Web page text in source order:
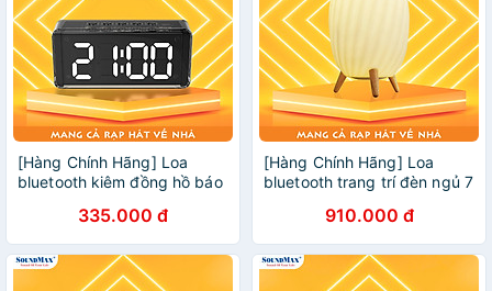
[Hàng Chính Hãng] Loa
bluetooth kiêm đồng hồ báo
AT100 với thiết kế hiện đại -
Loa nghe nhạc bluetooth -
Đồng hồ điện tử trang trí
bàn làm việc
335.000 đ
[Hàng Chính Hãng] Loa
bluetooth trang trí đèn ngủ 7
cao cấp chống mục
SoundMax AL-22 | AL22 -
Loa Nghe Nhạc kiêm đèn
ngủ sang trọng
910.000 đ